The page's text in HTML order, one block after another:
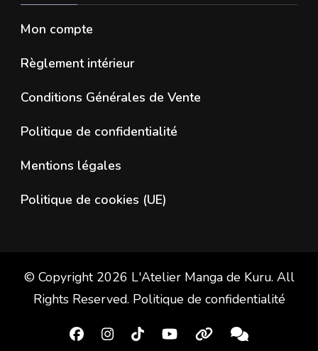
Mon compte
Règlement intérieur
Conditions Générales de Vente
Politique de confidentialité
Mentions légales
Politique de cookies (UE)
© Copyright 2026 L'Atelier Manga de Kuru. All
Rights Reserved. Politique de confidentialité